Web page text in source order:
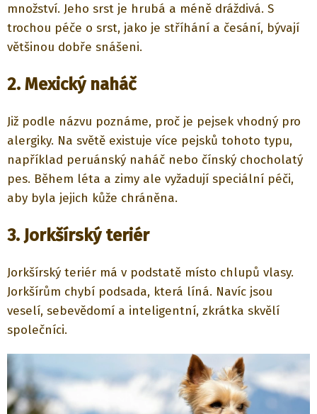
množství. Jeho srst je hrubá a méně dráždivá. S
trochou péče o srst, jako je stříhání a česání, bývají
většinou dobře snášeni.
2. Mexický naháč
Již podle názvu poznáme, proč je pejsek vhodný pro
alergiky. Na světě existuje více pejsků tohoto typu,
například peruánský naháč nebo čínský chocholatý
pes. Během léta a zimy ale vyžadují speciální péči,
aby byla jejich kůže chráněna.
3. Jorkšírský teriér
Jorkšírský teriér má v podstatě místo chlupů vlasy.
Jorkšírům chybí podsada, která líná. Navíc jsou
veselí, sebevědomí a inteligentní, zkrátka skvělí
společníci.